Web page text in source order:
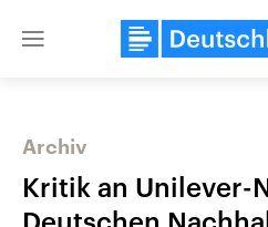
Close
Archiv
Kritik an Unilever-